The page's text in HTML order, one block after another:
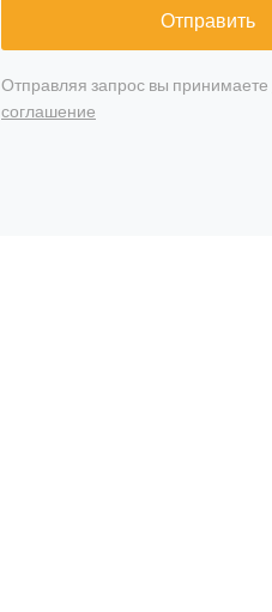
Отправить
Отправляя запрос вы принимаете
соглашение